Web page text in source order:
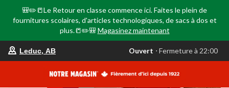
🎒✏️📒Le Retour en classe commence ici. Faites le plein de
fournitures scolaires, d'articles technologiques, de sacs à dos et
plus.📒✏️🎒 Magasinez maintenant
votre
est
Leduc, AB Ouvert ⋅ Fermeture à 22:00